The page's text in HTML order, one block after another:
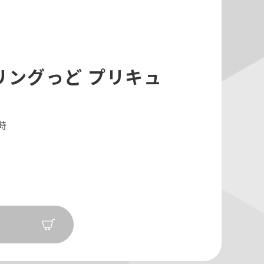
グっど プリキュ